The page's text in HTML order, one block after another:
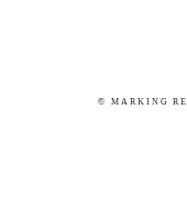
© MARKING